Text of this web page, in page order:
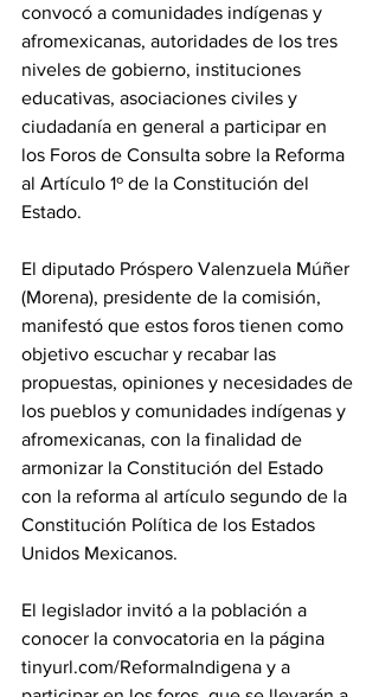
convocó a comunidades indígenas y
afromexicanas, autoridades de los tres
niveles de gobierno, instituciones
educativas, asociaciones civiles y
ciudadanía en general a participar en
los Foros de Consulta sobre la Reforma
al Artículo 1º de la Constitución del
Estado.
El diputado Próspero Valenzuela Múñer
(Morena), presidente de la comisión,
manifestó que estos foros tienen como
objetivo escuchar y recabar las
propuestas, opiniones y necesidades de
los pueblos y comunidades indígenas y
afromexicanas, con la finalidad de
armonizar la Constitución del Estado
con la reforma al artículo segundo de la
Constitución Política de los Estados
Unidos Mexicanos.
El legislador invitó a la población a
conocer la convocatoria en la página
tinyurl.com/ReformaIndigena y a